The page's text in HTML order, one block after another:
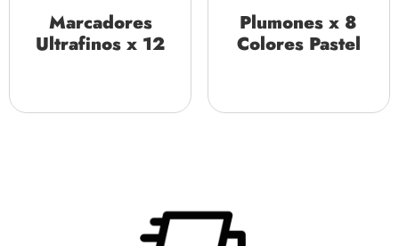
Marcadores
Ultrafinos x 12
Plumones x 8
Colores Pastel